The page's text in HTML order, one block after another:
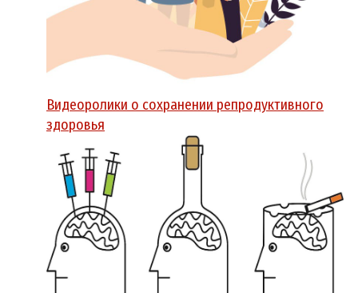
Видеоролики о сохранении репродуктивного
здоровья